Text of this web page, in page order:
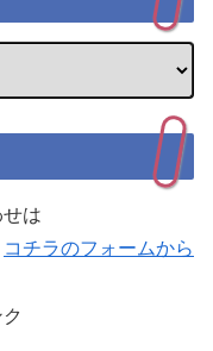
は
コチラのフォームから